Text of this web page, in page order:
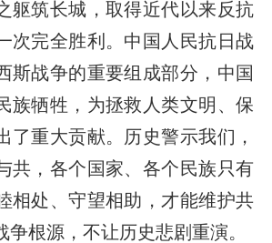
躯筑长城，取得近代以来反抗
次完全胜利。中国人民抗日战
斯战争的重要组成部分，中国
族牺牲，为拯救人类文明、保
了重大贡献。历史警示我们，
共，各个国家、各个民族只有
相处、守望相助，才能维护共
争根源，不让历史悲剧重演。